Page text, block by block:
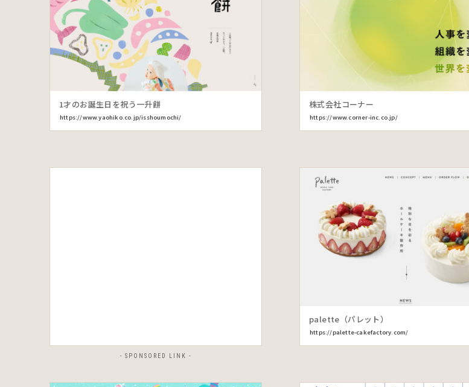
1才のお誕生日を祝う一升餅
https://www.yaohiko.co.jp/isshoumochi/
株式会社コーナー
https://www.corner-inc.co.jp/
- SPONSORED LINK -
palette（パレット）
https://palette-cakefactory.com/